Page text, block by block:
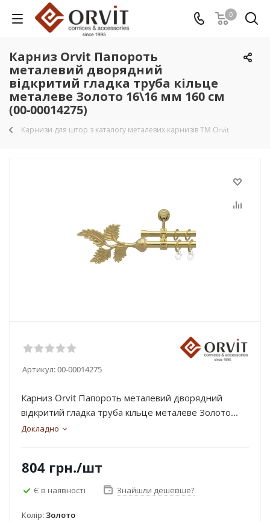
0
Карниз Orvit Папороть
металевий дворядний
відкритий гладка труба кільце
металеве Золото 16\16 мм 160 см
(00-00014275)
Карнизи для штор з каталогу металевих карнизів TM Orvit
Артикул:00-00014275
Карниз Orvit Папороть металевий дворядний
відкритий гладка труба кільце металеве Золото...
Докладно
804 грн./шт
Є в наявності Знайшли дешевше?
Колір: Золото